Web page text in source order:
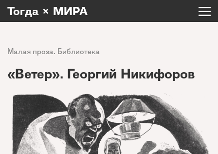
Тогда × МИРА
Малая проза. Библиотека
«Ветер». Георгий Никифоров